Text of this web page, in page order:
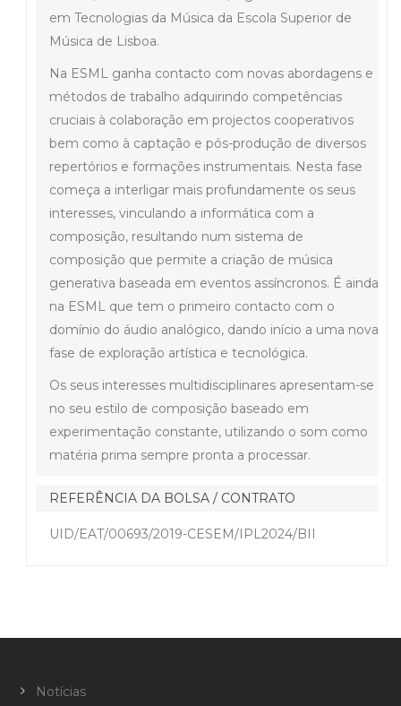
em Tecnologias da Música da Escola Superior de
Música de Lisboa.
Na ESML ganha contacto com novas abordagens e
métodos de trabalho adquirindo competências
cruciais à colaboração em projectos cooperativos
bem como à captação e pós-produção de diversos
repertórios e formações instrumentais. Nesta fase
começa a interligar mais profundamente os seus
interesses, vinculando a informática com a
composição, resultando num sistema de
composição que permite a criação de música
generativa baseada em eventos assíncronos. É ainda
na ESML que tem o primeiro contacto com o
domínio do áudio analógico, dando início a uma nova
fase de exploração artística e tecnológica.
Os seus interesses multidisciplinares apresentam-se
no seu estilo de composição baseado em
experimentação constante, utilizando o som como
matéria prima sempre pronta a processar.
REFERÊNCIA DA BOLSA / CONTRATO
UID/EAT/00693/2019-CESEM/IPL2024/BII
Notícias